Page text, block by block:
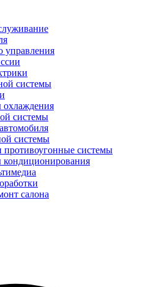
управления
системы
охлаждения
системы
системы
противоугонные системы
кондиционирования
салона